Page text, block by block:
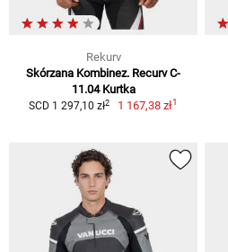
Rekurv
Skórzana Kombinez. Recurv C-
11.04 Kurtka
SCD 1 297,10 zł2 1 167,38 zł1